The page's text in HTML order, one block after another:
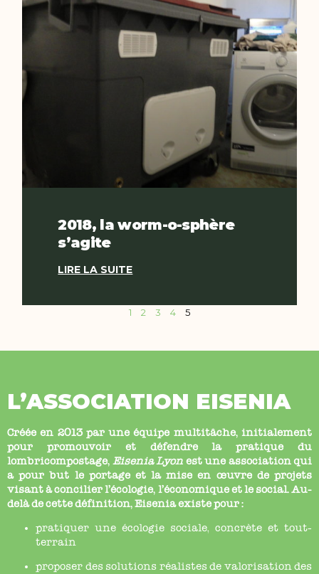
2018, la worm-o-sphère
s’agite
LIRE LA SUITE
1 2 3 4 5
L’ASSOCIATION EISENIA
Créée en 2013 par une équipe multitâche, initialement
pour promouvoir et défendre la pratique du
lombricompostage, Eisenia Lyon est une association qui
a pour but le portage et la mise en œuvre de projets
visant à concilier l’écologie, l’économique et le social. Au-
delà de cette définition, Eisenia existe pour :
pratiquer une écologie sociale, concrète et tout-
terrain
proposer des solutions réalistes de valorisation des